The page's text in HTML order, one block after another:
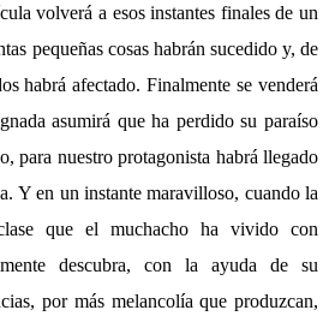
volverá a esos instantes finales de un
pequeñas cosas habrán sucedido y, de
habrá afectado. Finalmente se venderá
asumirá que ha perdido su paraíso
para nuestro protagonista habrá llegado
Y en un instante maravilloso, cuando la
que el muchacho ha vivido con
descubra, con la ayuda de su
por más melancolía que produzcan,